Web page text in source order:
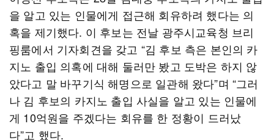
을 알고 있는 인물에게 접근해 회유하려 했다는 의
혹을 제기했다. 이 후보는 전날 광주시교육청 브리
핑룸에서 기자회견을 갖고 “김 후보 측은 본인의 카
지노 출입 의혹에 대해 둘러만 봤고 도박은 하지 않
았다고 말 바꾸기식 해명으로 일관해 왔다”며 “그러
나 김 후보의 카지노 출입 사실을 알고 있는 인물에
게 10억원을 주겠다는 회유를 한 정황이 드러났
다”고 했다.